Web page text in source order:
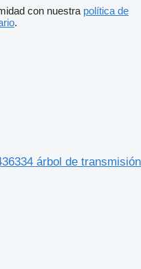
con nuestra política de
.
árbol de transmisión